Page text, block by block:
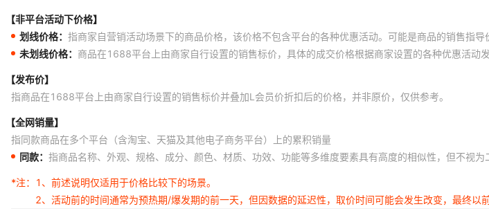
【非平台活动下价格】
划线价格： 指商家自营销活动场景下的商品价格，该价格不包含平台的各种优惠活动。可能是商品的销售指
未划线价格： 商品在1688平台上由商家自行设置的销售标价，具体的成交价格根据商家设置的各种优惠活动
【发布价】
指商品在1688平台上由商家自行设置的销售标价并叠加L会员价折扣后的价格，并非原价，仅供参考。
【全网销量】
指同款商品在多个平台（含淘宝、天猫及其他电子商务平台）上的累积销量
同款： 指商品名称、外观、规格、成分、颜色、材质、功效、功能等多维度要素具有高度的相似性，但不视为
*注：
1、前述说明仅适用于价格比较下的场景。
2、活动前的时间通常为预热期/爆发期的前一天，但因数据的延迟性，取价时间可能会发生改变，最终以